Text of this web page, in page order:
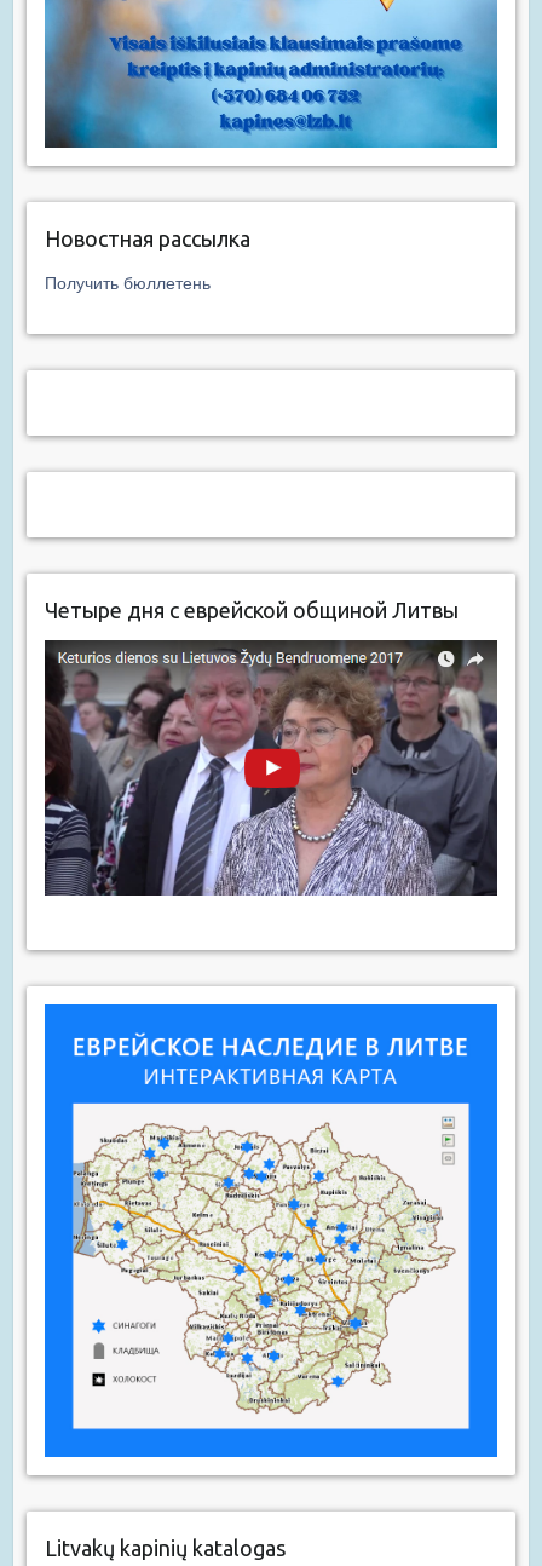
Новостная рассылка
Получить бюллетень
Четыре дня с еврейской общиной Литвы
Litvakų kapinių katalogas